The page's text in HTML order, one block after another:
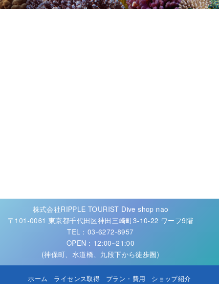
株式会社RIPPLE TOURIST Dive shop nao
〒101-0061 東京都千代田区神田三崎町3-10-22 ワーフ9階
TEL：03-6272-8957
OPEN：12:00~21:00
(神保町、水道橋、九段下から徒歩圏)
ホーム ライセンス取得 プラン・費用 ショップ紹介